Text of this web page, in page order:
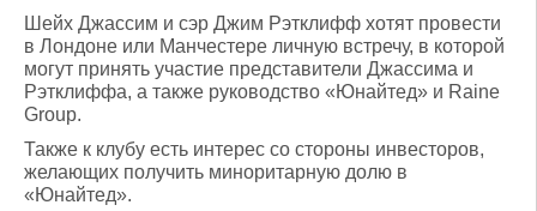
Шейх Джассим и сэр Джим Рэтклифф хотят провести
в Лондоне или Манчестере личную встречу, в которой
могут принять участие представители Джассима и
Рэтклиффа, а также руководство «Юнайтед» и Raine
Group.
Также к клубу есть интерес со стороны инвесторов,
желающих получить миноритарную долю в
«Юнайтед».